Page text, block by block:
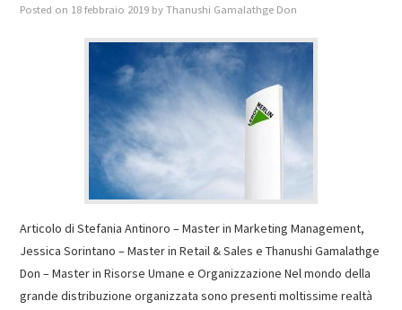
Posted on 18 febbraio 2019 byThanushi Gamalathge Don
Articolo di Stefania Antinoro – Master in Marketing Management,
Jessica Sorintano – Master in Retail & Sales e Thanushi Gamalathge
Don – Master in Risorse Umane e Organizzazione Nel mondo della
grande distribuzione organizzata sono presenti moltissime realtà